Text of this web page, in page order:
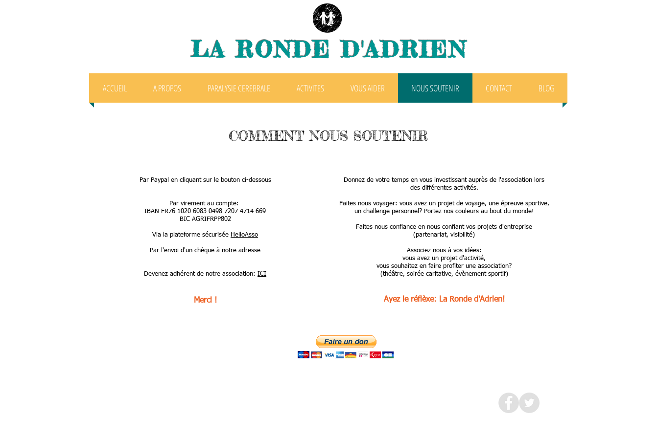
LA RONDE D'ADRIEN
ACCUEIL A PROPOS PARALYSIE CEREBRALE ACTIVITES VOUS AIDER NOUS SOUTENIR CONTACT BLOG
COMMENT NOUS SOUTENIR
Par Paypal en cliquant sur le bouton ci-dessous
Par virement au compte:
IBAN FR76 1020 6083 0498 7207 4714 669
BIC AGRIFRPP802
Via la plateforme sécurisée HelloAsso
Par l'envoi d'un chèque à notre adresse
Devenez adhérent de notre association: ICI
Merci !
Donnez de votre temps en vous investissant auprès de l'association lors
des différentes activités.
Faites nous voyager: vous avez un projet de voyage, une épreuve sportive,
un challenge personnel? Portez nos couleurs au bout du monde!
Faites nous confiance en nous confiant vos projets d'entreprise
(partenariat, visibilité)
Associez nous à vos idées:
vous avez un projet d'activité,
vous souhaitez en faire profiter une association?
(théâtre, soirée caritative, évènement sportif)
Ayez le réflèxe: La Ronde d'Adrien!